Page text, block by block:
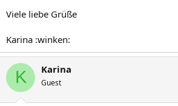
Viele liebe Grüße
Karina :winken:
K Karina
Guest